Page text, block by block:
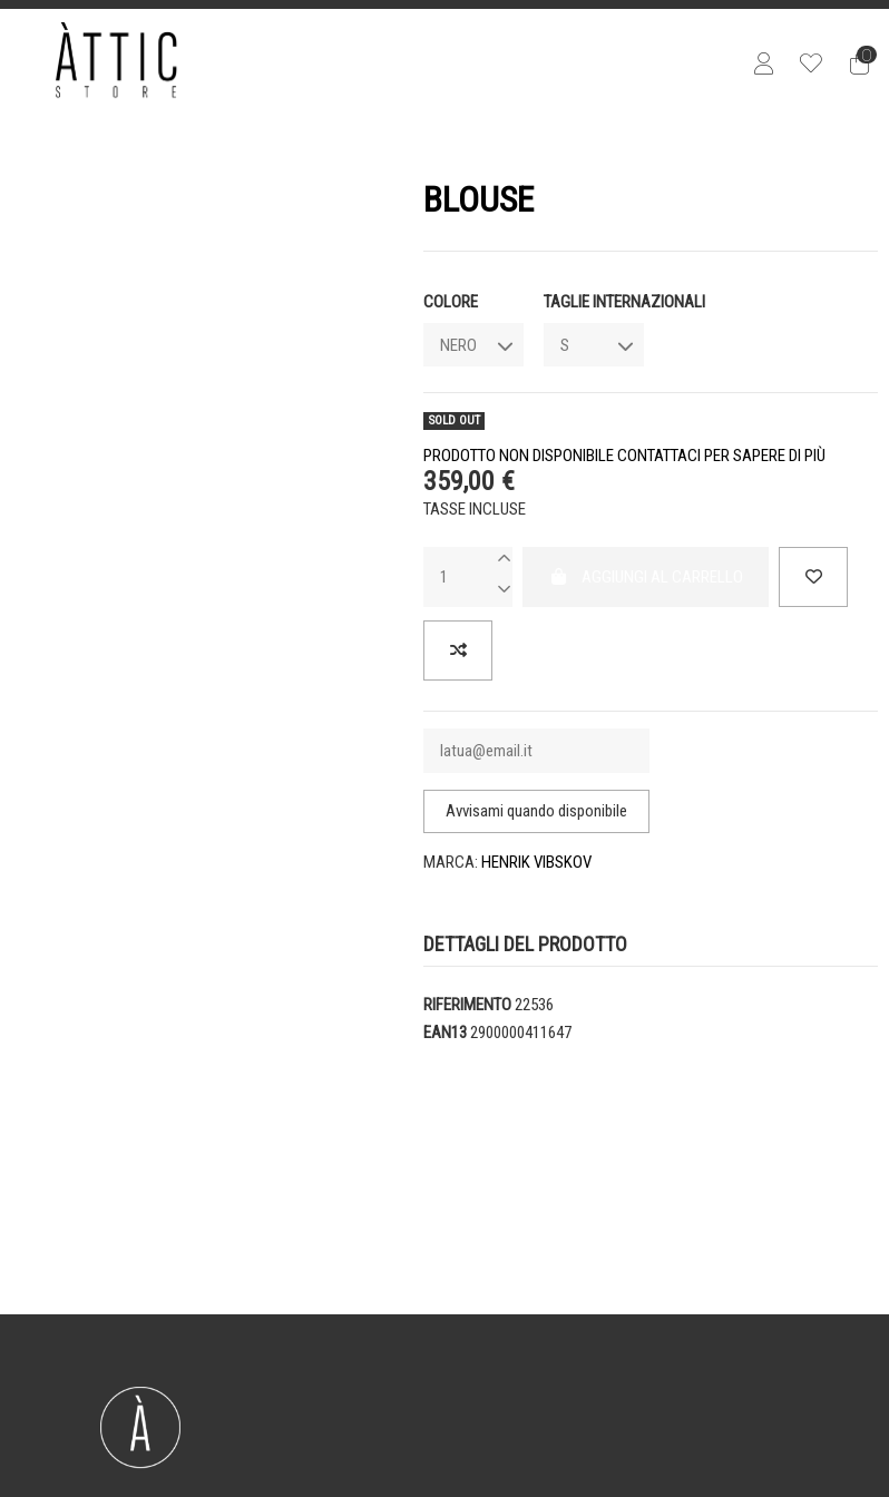
0
BLOUSE
COLORE TAGLIE INTERNAZIONALI
SOLD OUT
PRODOTTO NON DISPONIBILE CONTATTACI PER SAPERE DI PIÙ
359,00 €
TASSE INCLUSE
MARCA: HENRIK VIBSKOV
DETTAGLI DEL PRODOTTO
RIFERIMENTO22536
EAN132900000411647